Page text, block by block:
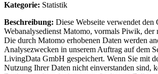
Kategorie: Statistik
Beschreibung: Diese Webseite verwendet den
Webanalysedienst Matomo, vormals Piwik, der
Die durch Matomo erhobenen Daten werden
Analysezwecken in unserem Auftrag auf dem
LivingData GmbH gespeichert. Wenn Sie mit
Nutzung Ihrer Daten nicht einverstanden sind,